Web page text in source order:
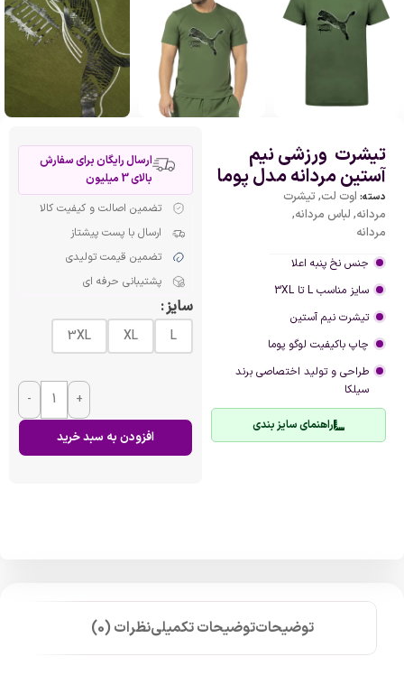
تیشرت ورزشی نیم
آستین مردانه مدل پوما
دسته: اوت لت, تیشرت
مردانه, لباس مردانه,
مردانه
جنس نخ پنبه اعلا
سایز مناسب L تا 3XL
تیشرت نیم آستین
چاپ باکیفیت لوگو پوما
طراحی و تولید اختصاصی برند
سیلکا
راهنمای سایز بندی
ارسال رایگان برای سفارش
بالای 3 میلیون
تضمین اصالت و کیفیت کالا
ارسال با پست پیشتاز
تضمین قیمت تولیدی
پشتیبانی حرفه ای
سایز
L
XL
3XL
- +
افزودن به سبد خرید
توضیحاتتوضیحات تکمیلینظرات (0)